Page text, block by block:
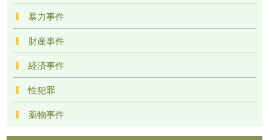
暴力事件
財産事件
経済事件
性犯罪
薬物事件